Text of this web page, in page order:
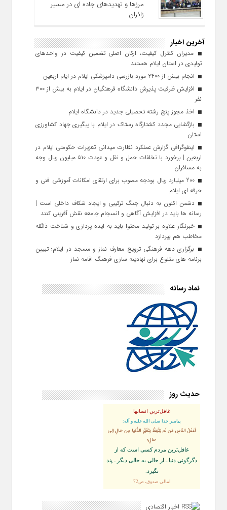
مرزها و تهدیدهای جاده‌ ای در مسیر
زائران
آخرین اخبار
مدیران کنترل کیفیت، ارکان اصلی تضمین کیفیت در واحدهای
تولیدی در استان ایلام هستند
انجام بیش از ۲۴۰۰ مورد بازرسی دامپزشکی ایلام در ایام اربعین
افزایش ظرفیت پذیرش دانشگاه فرهنگیان در ایلام به بیش از ۳۰۰
نفر
اخذ مجوز پنج رشته تحصیلی جدید در دانشگاه ايلام
بازگشایی مجدد کشتارگاه رستاک در ایلام با پیگیری جهاد کشاورزی
استان
اینفوگرافی گزارش عملکرد نظارت میدانی تعزیرات حکومتی ایلام در
اربعین | برخورد با تخلفات حمل‌ و نقل و عودت ۵۱۰ میلیون ریال وجه
به مسافران
200 میلیارد ریال بودجه مصوب برای ارتقای امکانات آموزشی فنی‌ و
حرفه‌ ای ایلام
دشمن اکنون به دنبال جنگ ترکیبی و ایجاد شکاف داخلی است |
رسانه‌ ها باید در افزایش آگاهی و انسجام جامعه نقش‌ آفرینی کنند
خبرنگار علاوه بر تولید محتوا باید به ایده‌ پردازی و شناخت ذائقه
مخاطب هم بپردازد
برگزاری دهه فرهنگی ترویج معارف نماز و مسجد در ایلام؛ تبیین
برنامه‌ های متنوع برای نهادینه‌ سازی فرهنگ اقامه نماز
نماد رسانه
حدیث روز
غافل‌ترین انسانها
پيامبر خدا صلى‏ الله‏ عليه ‏و‏ آله:
أغفَلُ النّاسِ مَن لَم يَتَّعِظْ بِتَغَيُّرِ الدُّنيا مِن حالٍ إلى
حالٍ؛
غافل‏‌ترين مردم كسى است كه از
دگرگونى دنيا ـ از حالى به حالى ديگر ـ پند
نگیرد.
امالی صدوق، ص72
اخبار اقتصادی